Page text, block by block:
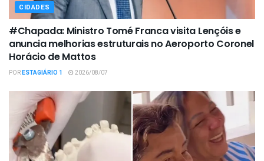
CIDADES
#Chapada: Ministro Tomé Franca visita Lençóis e
anuncia melhorias estruturais no Aeroporto Coronel
Horácio de Mattos
PORESTAGIÁRIO 1 2026/08/07